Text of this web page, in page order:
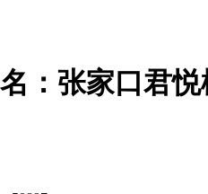
：张家口君悦